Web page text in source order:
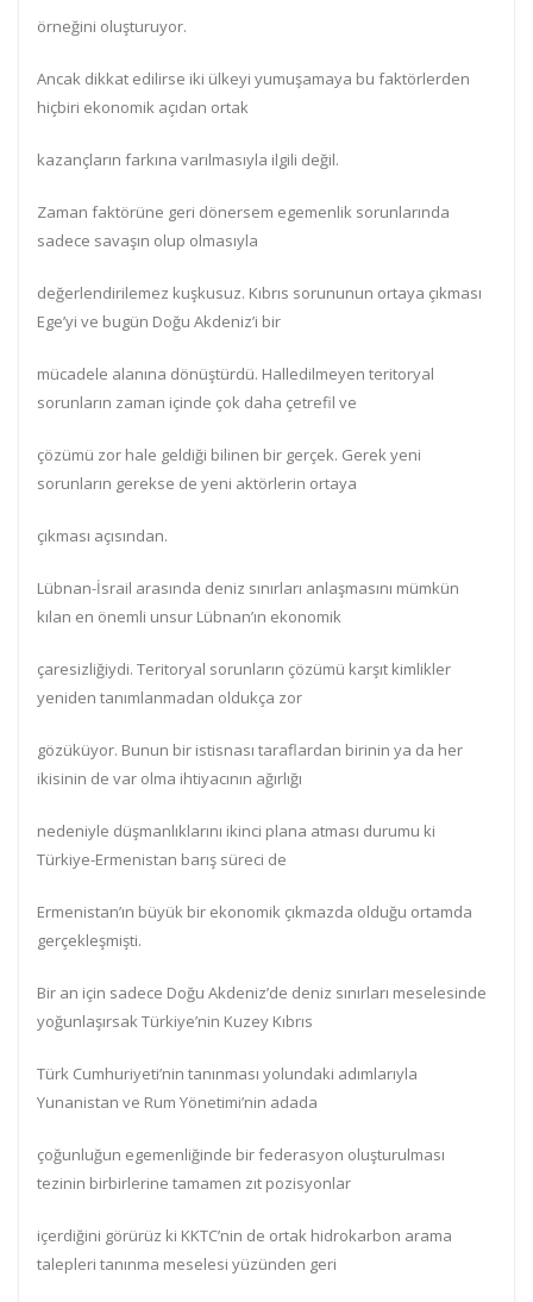
örneğini oluşturuyor.
Ancak dikkat edilirse iki ülkeyi yumuşamaya bu faktörlerden
hiçbiri ekonomik açıdan ortak
kazançların farkına varılmasıyla ilgili değil.
Zaman faktörüne geri dönersem egemenlik sorunlarında
sadece savaşın olup olmasıyla
değerlendirilemez kuşkusuz. Kıbrıs sorununun ortaya çıkması
Ege’yi ve bugün Doğu Akdeniz’i bir
mücadele alanına dönüştürdü. Halledilmeyen teritoryal
sorunların zaman içinde çok daha çetrefil ve
çözümü zor hale geldiği bilinen bir gerçek. Gerek yeni
sorunların gerekse de yeni aktörlerin ortaya
çıkması açısından.
Lübnan-İsrail arasında deniz sınırları anlaşmasını mümkün
kılan en önemli unsur Lübnan’ın ekonomik
çaresizliğiydi. Teritoryal sorunların çözümü karşıt kimlikler
yeniden tanımlanmadan oldukça zor
gözüküyor. Bunun bir istisnası taraflardan birinin ya da her
ikisinin de var olma ihtiyacının ağırlığı
nedeniyle düşmanlıklarını ikinci plana atması durumu ki
Türkiye-Ermenistan barış süreci de
Ermenistan’ın büyük bir ekonomik çıkmazda olduğu ortamda
gerçekleşmişti.
Bir an için sadece Doğu Akdeniz’de deniz sınırları meselesinde
yoğunlaşırsak Türkiye’nin Kuzey Kıbrıs
Türk Cumhuriyeti’nin tanınması yolundaki adımlarıyla
Yunanistan ve Rum Yönetimi’nin adada
çoğunluğun egemenliğinde bir federasyon oluşturulması
tezinin birbirlerine tamamen zıt pozisyonlar
içerdiğini görürüz ki KKTC’nin de ortak hidrokarbon arama
talepleri tanınma meselesi yüzünden geri